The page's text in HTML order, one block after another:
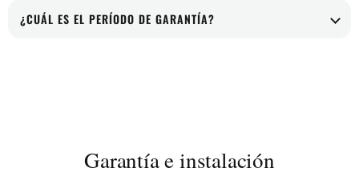
fina, lo que ayuda a mejorar la pureza del pellet, reducir
Sí. La instalación, la puesta en marcha y la capacitación
del operador están disponibles para ayudar a que la
¿CUÁL ES EL PERÍODO DE GARANTÍA?
Garantía e instalación